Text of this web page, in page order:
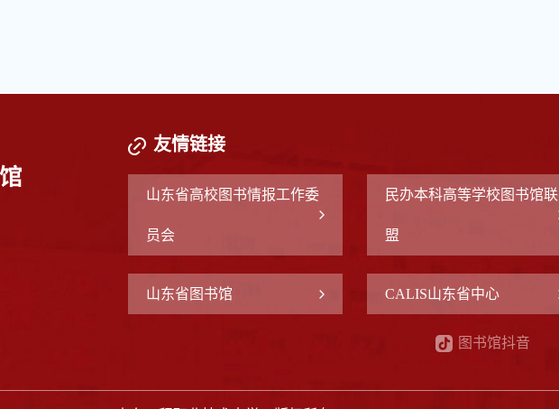
友情链接
山东省高校图书情报工作委
员会
民办本科高等学校图书馆联
盟
山东省图书馆 CALIS山东省中心
图书馆抖音